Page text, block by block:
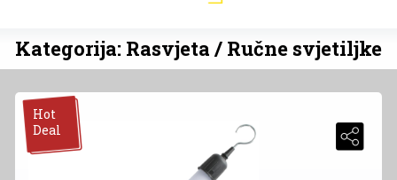
Kategorija: Rasvjeta / Ručne svjetiljke
Hot
Deal